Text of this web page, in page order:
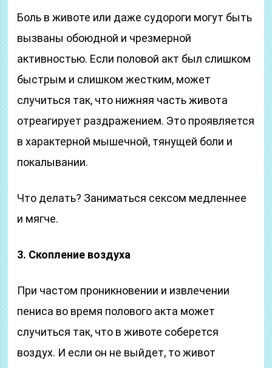
Боль в животе или даже судороги могут быть
вызваны обоюдной и чрезмерной
активностью. Если половой акт был слишком
быстрым и слишком жестким, может
случиться так, что нижняя часть живота
отреагирует раздражением. Это проявляется
в характерной мышечной, тянущей боли и
покалывании.
Что делать? Заниматься сексом медленнее
и мягче.
3. Скопление воздуха
При частом проникновении и извлечении
пениса во время полового акта может
случиться так, что в животе соберется
воздух. И если он не выйдет, то живот